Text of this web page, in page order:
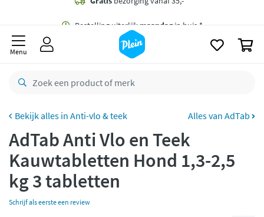
Bestelling uiterlijkmaandag
retourneren
CO2 neutraal
Betaal met Klarna
Menu
Anti-vlo & teek Alles van AdTab
AdTab Anti Vlo en Teek
Kauwtabletten Hond 1,3-2,5
kg 3 tabletten
Schrijf als eerste een review